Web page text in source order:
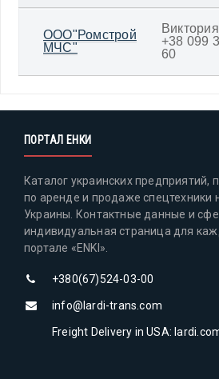
ООО"Ромстрой
МЧС"
Виктория
+38 099
60
ПОРТАЛ ЕНКИ
Каталог украинских предприятий,
по аренде и продаже спецтехники
Украины. Контактные данные и
индивидуальная страница для
портале «ENKI».
+380(67)524-03-00
info@lardi-trans.com
Freight Delivery in USA: